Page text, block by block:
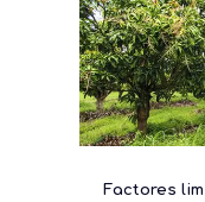
Factores